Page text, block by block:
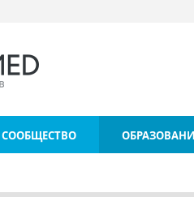
СООБЩЕСТВО